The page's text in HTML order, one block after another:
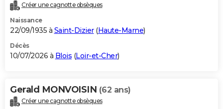
Destinations
City break
Voyage nature
Voyage de noces
Forum
Climat
+PHOTO
GUIDES D'ACHAT
BONS PLANS
Carte de Noël
Carte Bonne année
Carte Saint-Valentin
Carte Pâques
Carte d'anniversaire
DICTIONNAIRE
Créer une cagnotte obsèques
Naissance
22/09/1935 à Saint-Dizier(Haute-Marne)
Décès
10/07/2026 à Blois (Loir-et-Cher)
Gerald MONVOISIN (62 ans)
Créer une cagnotte obsèques